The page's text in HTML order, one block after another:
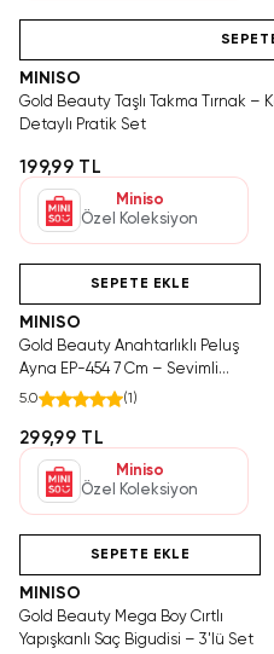
MINISO
Gold Beauty Taşlı Takma Tırnak –
Detaylı Pratik Set
199,99 TL
Miniso
Özel Koleksiyon
SEPETE EKLE
MINISO
Gold Beauty Anahtarlıklı Peluş
Ayna EP-454 7 Cm – Sevimli
Çanta Aksesuarı
5.0 (1 )
299,99 TL
Miniso
Özel Koleksiyon
Tükenmeden Satın Al
SEPETE EKLE
MINISO
Gold Beauty Mega Boy Cırtlı
Yapışkanlı Saç Bigudisi – 3'lü Set